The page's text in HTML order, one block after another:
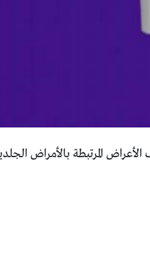
المرتبطة بالأمراض